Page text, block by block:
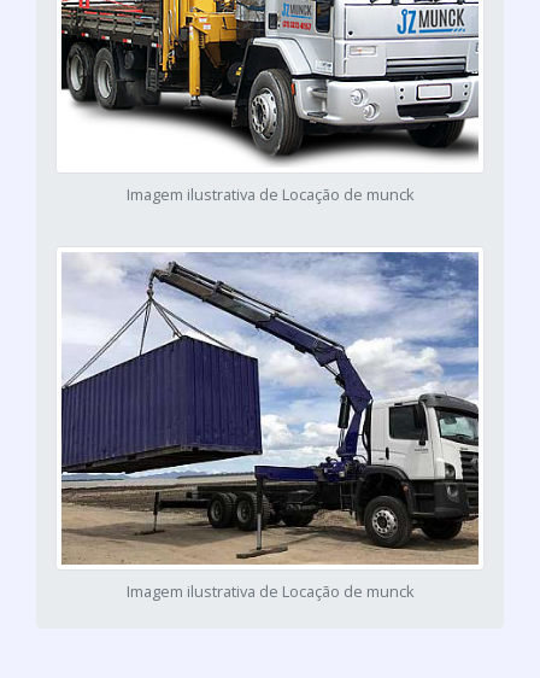
Imagem ilustrativa de Locação de munck
Imagem ilustrativa de Locação de munck